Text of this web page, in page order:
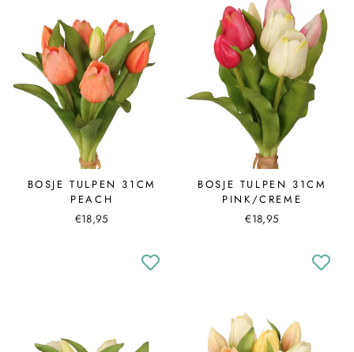
BOSJE TULPEN 31CM
PEACH
€18,95
BOSJE TULPEN 31CM
PINK/CREME
€18,95